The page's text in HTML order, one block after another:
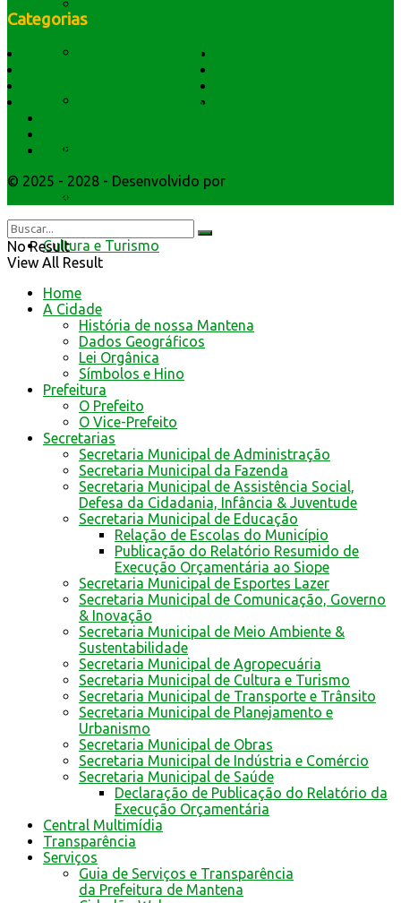
Requerimento para Cartão de Autista
Resultado de defesa e recursos
Cultura e Turismo
Categorias
História do Município
Símbolos e Hino
Webmail
© 2025 - 2028 - Desenvolvido por
Interativas
No Result
View All Result
Home
A Cidade
História de nossa Mantena
Dados Geográficos
Lei Orgânica
Símbolos e Hino
Prefeitura
O Prefeito
O Vice-Prefeito
Secretarias
Secretaria Municipal de Administração
Secretaria Municipal da Fazenda
Secretaria Municipal de Assistência Social,
Defesa da Cidadania, Infância & Juventude
Secretaria Municipal de Educação
Relação de Escolas do Município
Publicação do Relatório Resumido de
Execução Orçamentária ao Siope
Secretaria Municipal de Esportes Lazer
Secretaria Municipal de Comunicação, Governo
& Inovação
Secretaria Municipal de Meio Ambiente &
Sustentabilidade
Secretaria Municipal de Agropecuária
Secretaria Municipal de Cultura e Turismo
Secretaria Municipal de Transporte e Trânsito
Secretaria Municipal de Planejamento e
Urbanismo
Secretaria Municipal de Obras
Secretaria Municipal de Indústria e Comércio
Secretaria Municipal de Saúde
Declaração de Publicação do Relatório da
Execução Orçamentária
Central Multimídia
Transparência
Serviços
Guia de Serviços e Transparência
da Prefeitura de Mantena